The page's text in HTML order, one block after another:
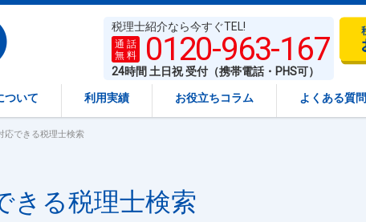
税理士紹介なら今すぐTEL!
通 話
無 料
0120-963-167
24時間 土日祝 受付（携帯電話・PHS可）
ついて 利用実績 お役立ちコラム よくある質問
応できる税理士検索
きる税理士検索